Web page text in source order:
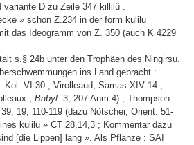
variante D zu Zeile 347 killilû .
» schon Z.234 in der form kulilu
das Ideogramm von Z. 350 (auch K 4229
s.§ 24b unter den Trophäen des Ningirsu.
ins Land gebracht :
Kol. VI 30 ; Virolleaud, Samas XIV 14 ;
, Babyl. 3, 207 Anm.4) ; Thompson
19, 110-119 (dazu Nötscher, Orient. 51-
kulilu » CT 28,14,3 ; Kommentar dazu
[die Lippen] lang ». Als Pflanze : SAI